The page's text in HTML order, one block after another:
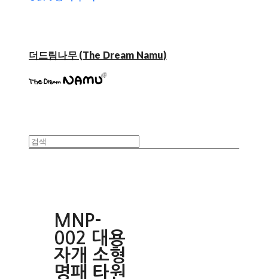
더드림나무 (The Dream Namu)
MNP-
002 대용
자개 소형
명패 타원